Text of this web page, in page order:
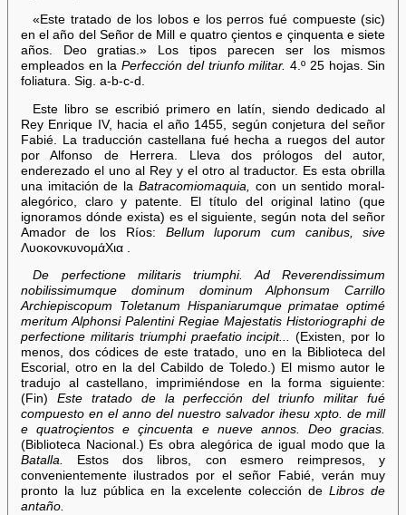
«Este tratado de los lobos e los perros fué compueste (sic)
en el año del Señor de Mill e quatro çientos e çinquenta e siete
años. Deo gratias.» Los tipos parecen ser los mismos
empleados en la Perfección del triunfo militar. 4.º 25 hojas. Sin
foliatura. Sig. a-b-c-d.
Este libro se escribió primero en latín, siendo dedicado al
Rey Enrique IV, hacia el año 1455, según conjetura del señor
Fabié. La traducción castellana fué hecha a ruegos del autor
por Alfonso de Herrera. Lleva dos prólogos del autor,
enderezado el uno al Rey y el otro al traductor. Es esta obrilla
una imitación de la Batracomiomaquia,
con un sentido moral-
alegórico, claro y patente. El título del original latino (que
ignoramos dónde exista) es el siguiente, según nota del señor
Amador de los Ríos: Bellum luporum cum canibus, sive
ΛυοκονκυνομάΧια .
De perfectione militaris triumphi. Ad Reverendissimum
nobilissimumque dominum dominum Alphonsum Carrillo
Archiepiscopum Toletanum Hispaniarumque primatae optimé
meritum Alphonsi Palentini Regiae Majestatis Historiographi de
perfectione militaris triumphi praefatio incipit... (Existen, por lo
menos, dos códices de este tratado, uno en la Biblioteca del
Escorial, otro en la del Cabildo de Toledo.) El mismo autor le
tradujo al castellano, imprimiéndose en la forma siguiente:
(Fin) Este tratado de la perfección del triunfo militar fué
compuesto en el anno del nuestro salvador ihesu xpto. de mill
e quatroçientos e çincuenta e nueve annos. Deo gracias.
(Biblioteca Nacional.) Es obra alegórica de igual modo que la
Batalla.
Estos dos libros, con esmero reimpresos, y
convenientemente ilustrados por el señor Fabié, verán muy
pronto la luz pública en la excelente colección deLibros de
antaño.